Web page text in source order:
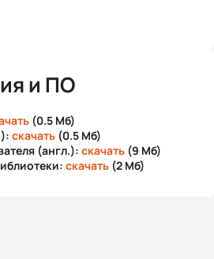
и ПО
(0.5 Мб)
скачать (0.5 Мб)
(англ.): скачать (9 Мб)
скачать (2 Мб)